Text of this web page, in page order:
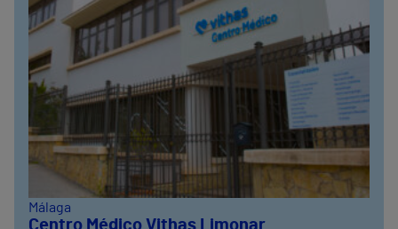
Málaga
Centro Médico Vithas Limonar